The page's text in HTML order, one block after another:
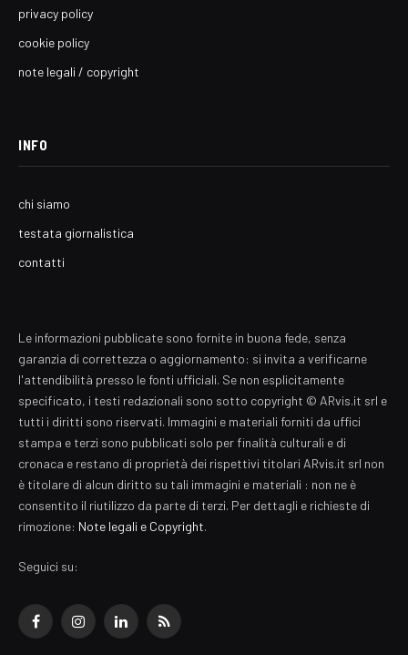
privacy policy
cookie policy
note legali / copyright
INFO
chi siamo
testata giornalistica
contatti
Le informazioni pubblicate sono fornite in buona fede, senza
garanzia di correttezza o aggiornamento: si invita a verificarne
l'attendibilità presso le fonti ufficiali. Se non esplicitamente
specificato, i testi redazionali sono sotto copyright © ARvis.it srl e
tutti i diritti sono riservati. Immagini e materiali forniti da uffici
stampa e terzi sono pubblicati solo per finalità culturali e di
cronaca e restano di proprietà dei rispettivi titolari ARvis.it srl non
è titolare di alcun diritto su tali immagini e materiali : non ne è
consentito il riutilizzo da parte di terzi. Per dettagli e richieste di
rimozione: Note legali e Copyright.
Seguici su:
FacebookInstagramLinkedInRSS